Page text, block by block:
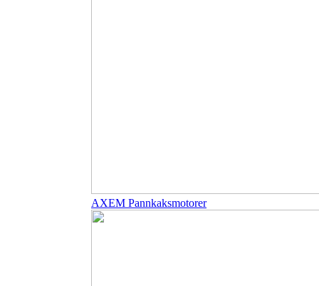
AXEM Pannkaksmotorer